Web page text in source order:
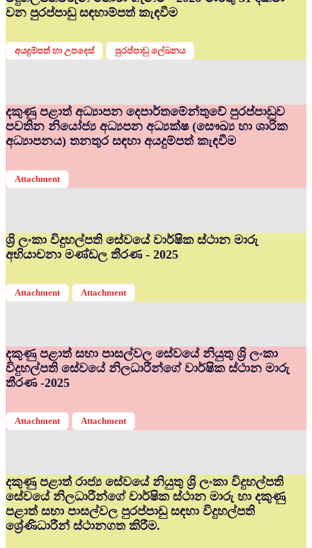
වන පුරප්පාඩු සඳහාම්පත් කැඳවීම
අයදුම්පත් හා උපදෙස් පුරප්පාඩු ලේඛනය
දකුණු පළාත් අධ්‍යාපන දෙපාර්තමේන්තුවේ පුරප්පාඩුව
පවතින නියෝජ්‍ය අධ්‍යපන අධ්‍යක්ෂ (සෞඛ්‍ය හා ශාරික
අධ්‍යාපනය) තනතුර සඳහා අයදුම්පත් කැඳවීම
Attachment
ශ්‍රි ලංකා විදුහල්පති සේවයේ වාර්ෂික ස්ථාන මාරු
අභියාචනා මණ්ඩල තීරණ - 2025
Attachment Attachment
දකුණු පළාත් සභා පාසල්වල සේවයේ නියුතු ශ්‍රි ලංකා
විදුහල්පති සේවයේ නිලධාරීන්ගේ වාර්ෂික ස්ථාන මාරු
තීරණ -2025
Attachment Attachment
දකුණු පළාත් රාජ්‍ය සේවයේ නියුතු ශ්‍රි ලංකා විදුහල්පති
සේවයේ නිලධාරීන්ගේ වාර්ෂික ස්ථාන මාරු හා දකුණු
පළාත් සභා පාසල්වල පුරප්පාඩු සඳහා විදුහල්පති
ශ්‍රේණිධාරීන් ස්ථානගත කිරීම.